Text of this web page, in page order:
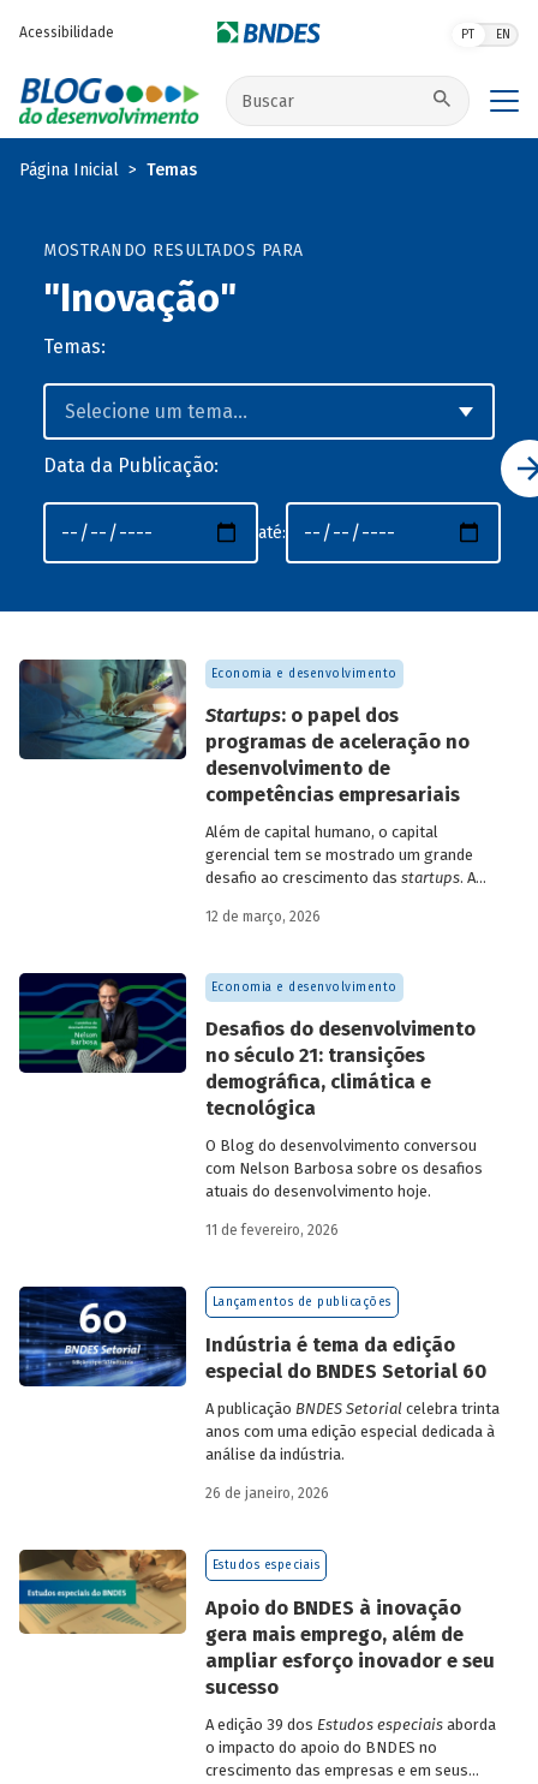
Acessibilidade PT EN
Buscar no site
Página Inicial Temas
MOSTRANDO RESULTADOS PARA
"Inovação"
Temas:
Data da Publicação:
até:
Economia e desenvolvimento
Startups: o papel dos
programas de aceleração no
desenvolvimento de
competências empresariais
Além de capital humano, o capital
gerencial tem se mostrado um grande
desafio ao crescimento das startups. A
como programas de aceleração têm
desafio.
12 de março, 2026
Economia e desenvolvimento
Desafios do desenvolvimento
no século 21: transições
demográfica, climática e
tecnológica
O Blog do desenvolvimento conversou
com Nelson Barbosa sobre os desafios
atuais do desenvolvimento hoje.
11 de fevereiro, 2026
Lançamentos de publicações
Indústria é tema da edição
especial do BNDES Setorial 60
A publicação BNDES Setorialcelebra trinta
anos com uma edição especial dedicada à
análise da indústria.
26 de janeiro, 2026
Estudos especiais
Apoio do BNDES à inovação
gera mais emprego, além de
ampliar esforço inovador e seu
sucesso
A edição 39 dos Estudos especiaisaborda
o impacto do apoio do BNDES no
crescimento das empresas e em seus